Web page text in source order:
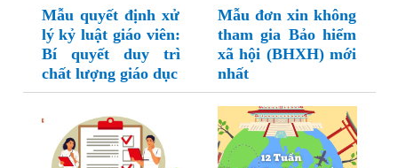
Mẫu quyết định xử
lý kỷ luật giáo viên:
Bí quyết duy trì
chất lượng giáo dục
Mẫu đơn xin không
tham gia Bảo hiểm
xã hội (BHXH) mới
nhất